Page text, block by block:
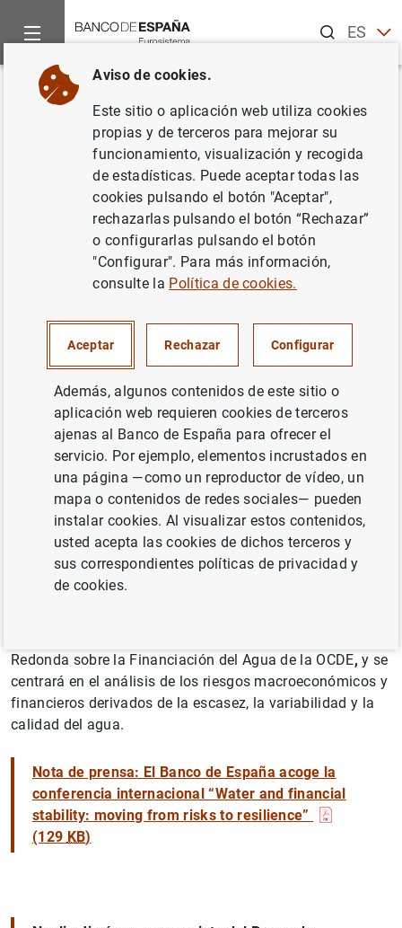
ESEN
Inicio Noticias y eventos
Volver
Conferencia “Water and
financial stability: moving from
risks to resilience”
El Banco de España acoge los días 21 y 22 de mayo en
su sede en Madrid la conferencia internacional de alto
Water and financial stability: moving from risks to
resilience, organizada junto con la Organización para la
Cooperación y el Desarrollo Económicos (OCDE), la Red
de Bancos Centrales y Supervisores para la
Redonda sobre la Financiación del Agua de la OCDE,y se
centrará en el análisis de los riesgos macroeconómicos y
financieros derivados de la escasez, la variabilidad y la
calidad del agua.
Nota de prensa: El Banco de España acoge la
conferencia internacional “Water and financial
stability: moving from risks to resilience”
(129 KB)
Aviso de cookies.
Este sitio o aplicación web utiliza cookies
propias y de terceros para mejorar su
funcionamiento, visualización y recogida
de estadísticas. Puede aceptar todas las
cookies pulsando el botón "Aceptar",
rechazarlas pulsando el botón “Rechazar”
o configurarlas pulsando el botón
"Configurar". Para más información,
consulte la Política de cookies.
Aceptar Rechazar Configurar
Además, algunos contenidos de este sitio o
aplicación web requieren cookies de terceros
ajenas al Banco de España para ofrecer el
servicio. Por ejemplo, elementos incrustados en
una página —como un reproductor de vídeo, un
mapa o contenidos de redes sociales— pueden
instalar cookies. Al visualizar estos contenidos,
usted acepta las cookies de dichos terceros y
sus correspondientes políticas de privacidad y
de cookies.